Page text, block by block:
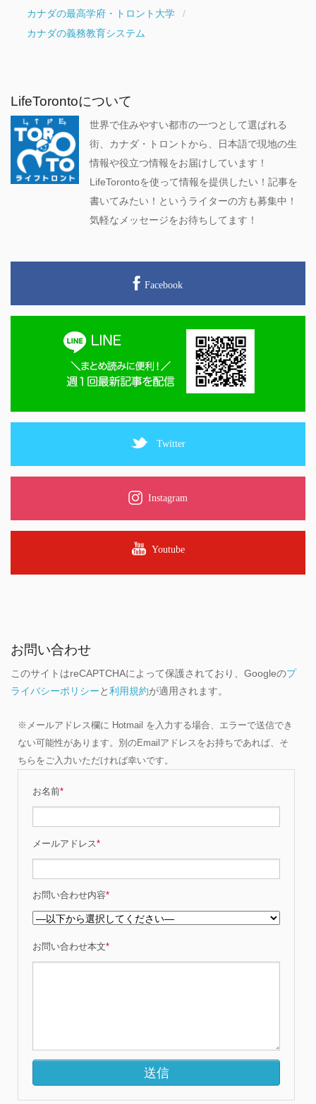
カナダの最高学府・トロント大学
カナダの義務教育システム
LifeTorontoについて
世界で住みやすい都市の一つとして選ばれる
街、カナダ・トロントから、日本語で現地の生
情報や役立つ情報をお届けしています！
LifeTorontoを使って情報を提供したい！記事を
書いてみたい！というライターの方も募集中！
気軽なメッセージをお待ちしてます！
Facebook
Twitter
Instagram
Youtube
お問い合わせ
このサイトはreCAPTCHAによって保護されており、Googleのプ
ライバシーポリシーと利用規約が適用されます。
※メールアドレス欄に Hotmail を入力する場合、エラーで送信でき
ない可能性があります。別のEmailアドレスをお持ちであれば、そ
ちらをご入力いただければ幸いです。
お名前*
メールアドレス*
お問い合わせ内容*
お問い合わせ本文*